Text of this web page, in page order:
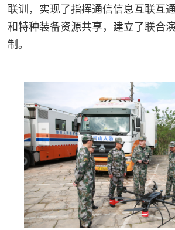
联训，实现了指挥通信信息互联互
和特种装备资源共享，建立了联合
制。